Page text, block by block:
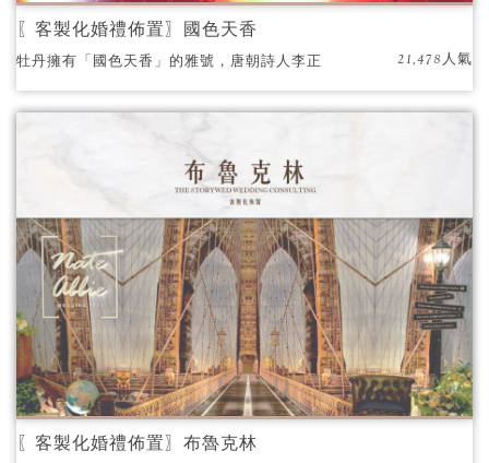
〖客製化婚禮佈置〗國色天香
牡丹擁有「國色天香」的雅號，唐朝詩人李正
酒。」 以牡丹為主題，透過喜慶華麗的風格為
21,478人氣
〖客製化婚禮佈置〗布魯克林